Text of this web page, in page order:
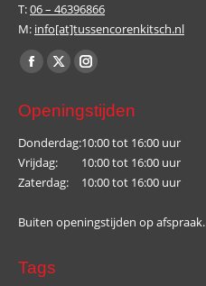
T:06 – 46396866
M: info[at]tussencorenkitsch.nl
Vind ons op:
Facebook
opens
in
new
window
X
opens
in
new
window
Instagram
opens
in
new
window
Openingstijden
Donderdag:10:00 tot 16:00 uur
Vrijdag:
10:00 tot 16:00 uur
Zaterdag:
10:00 tot 16:00 uur
Buiten openingstijden op afspraak.
Tags